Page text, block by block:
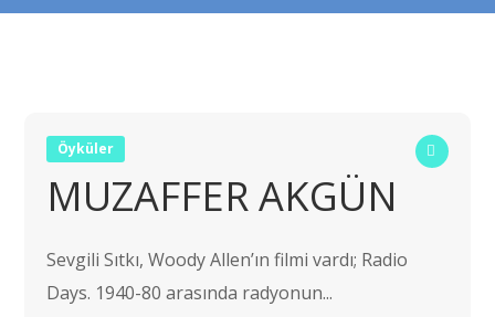
Öyküler
MUZAFFER AKGÜN
Sevgili Sıtkı, Woody Allen’ın filmi vardı; Radio
Days. 1940-80 arasında radyonun...